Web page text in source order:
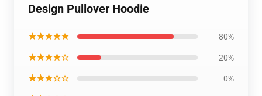
Design Pullover Hoodie
★★★★★ 80%
★★★★☆ 20%
★★★☆☆ 0%